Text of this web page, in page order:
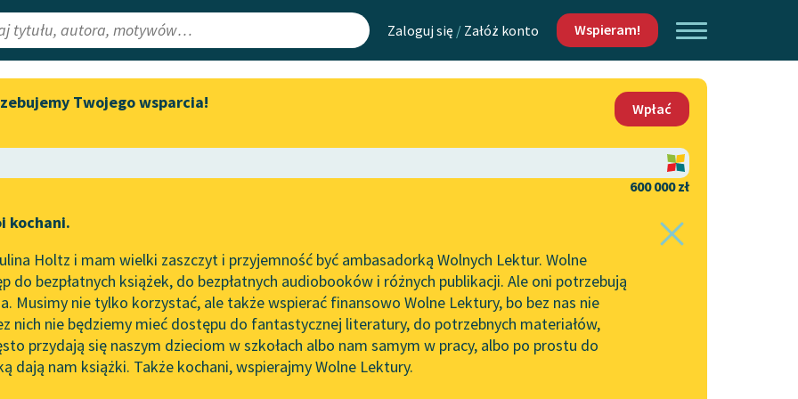
Zaloguj się / Załóż konto Wspieram!
Lektury
redakcyjne
Aktualności
„Prokurator Alicja Horn” do
literatury skandynawskiej
Spotkanie z Katarzyną Tunkiel
w Oslo
102. lata temu zmarł Joseph
Conrad
Mapa Wolnych Lektur
Leśmianator
API
OAI-PMH
Widget Wolnych Lektur
Kontakt
O projekcie
Zasady wykorzystania
Wolnych Lektur
Logotypy
Materiały promocyjne
Twojego wsparcia!
Wpłać
600 000 zł
kochani.
Holtz i mam wielki zaszczyt i przyjemność być ambasadorką Wolnych Lektur. Wolne
do bezpłatnych książek, do bezpłatnych audiobooków i różnych publikacji. Ale oni potrzebują
Musimy nie tylko korzystać, ale także wspierać finansowo Wolne Lektury, bo bez nas nie
nich nie będziemy mieć dostępu do fantastycznej literatury, do potrzebnych materiałów,
przydają się naszym dzieciom w szkołach albo nam samym w pracy, albo po prostu do
dają nam książki. Także kochani, wspierajmy Wolne Lektury.
Zagłada domu Usherów